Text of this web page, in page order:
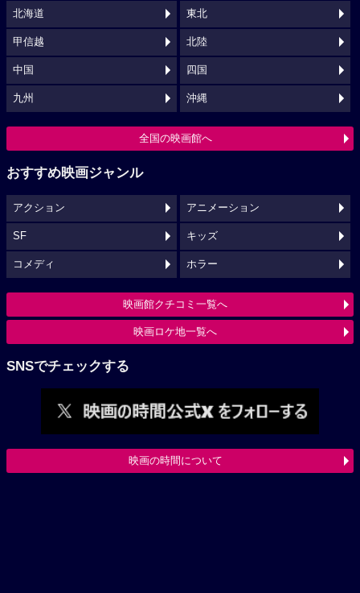
北海道 東北
甲信越 北陸
中国 四国
九州 沖縄
全国の映画館へ
おすすめ映画ジャンル
アクション アニメーション
SF キッズ
コメディ ホラー
映画館クチコミ一覧へ
映画ロケ地一覧へ
SNSでチェックする
映画の時間について